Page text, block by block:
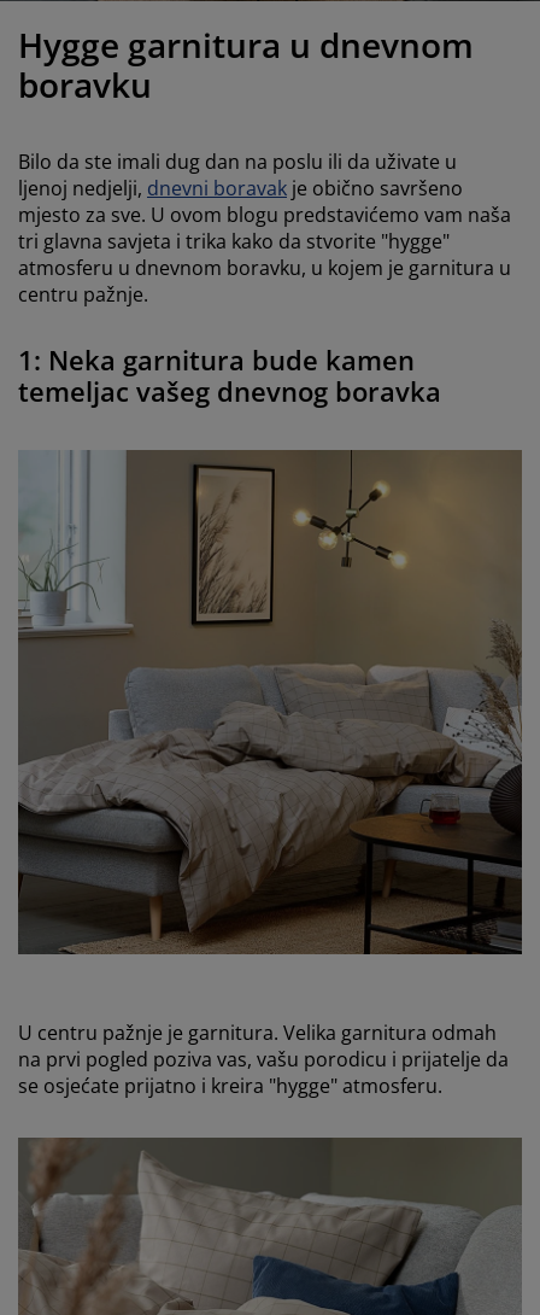
kreveta sa spremnikom
madraci
kreveti
namještaja
rasvjeta
potrepštine
Hygge garnitura u dnevnom
boravku
Bilo da ste imali dug dan na poslu ili da uživate u
ljenoj nedjelji, dnevni boravak je obično savršeno
mjesto za sve. U ovom blogu predstavićemo vam naša
tri glavna savjeta i trika kako da stvorite "hygge"
atmosferu u dnevnom boravku, u kojem je garnitura u
centru pažnje.
1: Neka garnitura bude kamen
temeljac vašeg dnevnog boravka
U centru pažnje je garnitura. Velika garnitura odmah
na prvi pogled poziva vas, vašu porodicu i prijatelje da
se osjećate prijatno i kreira "hygge" atmosferu.